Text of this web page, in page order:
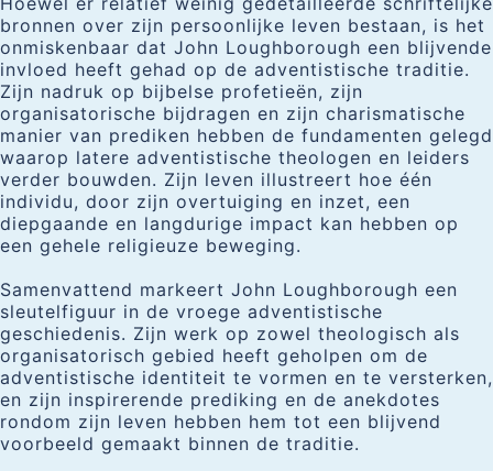
bronnen over zijn persoonlijke leven bestaan, is het
onmiskenbaar dat John Loughborough een blijvende
invloed heeft gehad op de adventistische traditie.
Zijn nadruk op bijbelse profetieën, zijn
organisatorische bijdragen en zijn charismatische
manier van prediken hebben de fundamenten gelegd
waarop latere adventistische theologen en leiders
verder bouwden. Zijn leven illustreert hoe één
individu, door zijn overtuiging en inzet, een
diepgaande en langdurige impact kan hebben op
een gehele religieuze beweging.
Samenvattend markeert John Loughborough een
sleutelfiguur in de vroege adventistische
geschiedenis. Zijn werk op zowel theologisch als
organisatorisch gebied heeft geholpen om de
adventistische identiteit te vormen en te versterken,
en zijn inspirerende prediking en de anekdotes
rondom zijn leven hebben hem tot een blijvend
voorbeeld gemaakt binnen de traditie.